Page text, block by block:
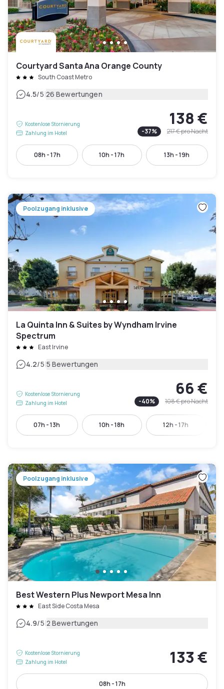
Courtyard Santa Ana Orange County
South Coast Metro
4.5/5|26 Bewertungen
Kostenlose Stornierung
Zahlung im Hotel
138 €
-37% 217 €pro Nacht
08h - 17h 10h - 17h 13h - 19h
Poolzugang inklusive
La Quinta Inn & Suites by Wyndham Irvine
Spectrum
East Irvine
4.2/5|5 Bewertungen
Kostenlose Stornierung
Zahlung im Hotel
66 €
-40% 108 €pro Nacht
07h - 13h 10h - 18h 12h - 17h
Poolzugang inklusive
Best Western Plus Newport Mesa Inn
East Side Costa Mesa
4.9/5|2 Bewertungen
Kostenlose Stornierung
Zahlung im Hotel
133 €
08h - 17h